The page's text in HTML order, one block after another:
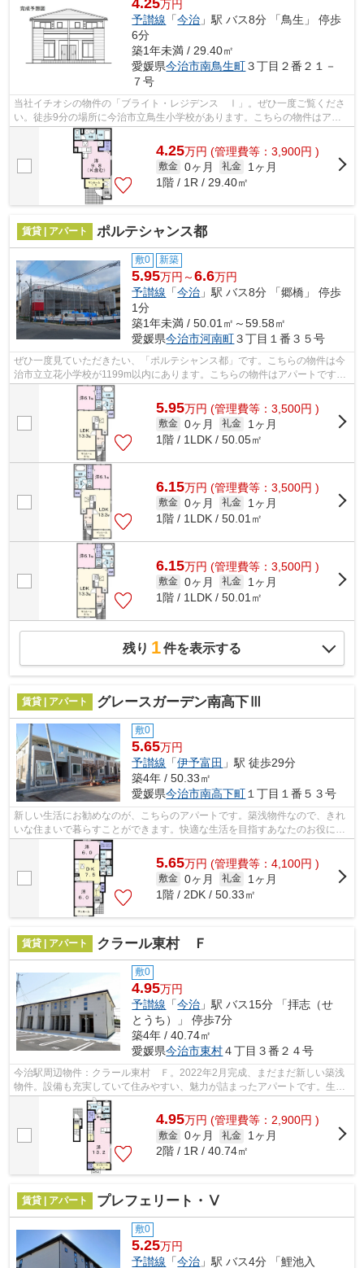
4.25万円
予讃線 「今治 」駅 バス8分 「鳥生」 停歩
6分
築1年未満 / 29.40㎡
愛媛県今治市南鳥生町３丁目２番２１－
７号
当社イチオシの物件の「ブライト・レジデンス Ⅰ」。ぜひ一度ご覧くださ
い。徒歩9分の場所に今治市立鳥生小学校があります。こちらの物件はアパ
ートです。賃貸物件のことなら、当社に...
4.25万円 (管理費等：3,900円 )
敷金 0ヶ月 礼金
1ヶ月
1階 / 1R / 29.40㎡
賃貸 | アパート ポルテシャンス都
敷0 新築
5.95万円～6.6万円
予讃線 「今治 」駅 バス8分 「郷橋」 停歩
1分
築1年未満 / 50.01㎡～59.58㎡
愛媛県今治市河南町３丁目１番３５号
ぜひ一度見ていただきたい、「ポルテシャンス都」です。こちらの物件は今
治市立立花小学校が1199m以内にあります。こちらの物件はアパートです。
あなたのライフスタイルに適した物件を...
5.95万円 (管理費等：3,500円 )
敷金 0ヶ月 礼金
1ヶ月
1階 / 1LDK / 50.05㎡
6.15万円 (管理費等：3,500円 )
敷金 0ヶ月 礼金
1ヶ月
1階 / 1LDK / 50.01㎡
6.15万円 (管理費等：3,500円 )
敷金 0ヶ月 礼金
1ヶ月
1階 / 1LDK / 50.01㎡
残り 1件を表示する
賃貸 | アパート グレースガーデン南高下Ⅲ
敷0
5.65万円
予讃線 「伊予富田 」駅 徒歩29分
築4年 / 50.33㎡
愛媛県今治市南高下町 １丁目１番５３号
新しい生活にお勧めなのが、こちらのアパートです。築浅物件なので、きれ
いな住まいで暮らすことができます。快適な生活を目指すあなたのお役に立
てるように。種類をたくさんご用意し...
5.65万円 (管理費等：4,100円 )
敷金 0ヶ月 礼金
1ヶ月
1階 / 2DK / 50.33㎡
賃貸 | アパート クラール東村 Ｆ
敷0
4.95万円
予讃線 「今治 」駅 バス15分 「拝志（せ
とうち）」 停歩7分
築4年 / 40.74㎡
愛媛県今治市東村４丁目３番２４号
今治駅周辺物件：クラール東村 Ｆ。2022年2月完成、まだまだ新しい築浅
物件。設備も充実していて住みやすい、魅力が詰まったアパートです。生活
に欠かせない施設が揃う今治市エリアで...
4.95万円 (管理費等：2,900円 )
敷金 0ヶ月 礼金
1ヶ月
2階 / 1R / 40.74㎡
賃貸 | アパート プレフェリート・Ⅴ
敷0
5.25万円
予讃線 「今治 」駅 バス4分 「鯉池入